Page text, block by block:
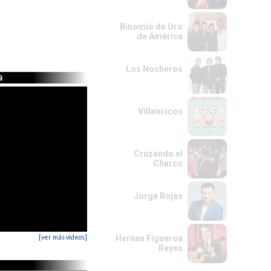
[ver más videos]
Binomio de Oro
de América
Los Nocheros
Villancicos
Cruzando el
Charco
Jorge Rojas
Hernan Figueroa
Reyes